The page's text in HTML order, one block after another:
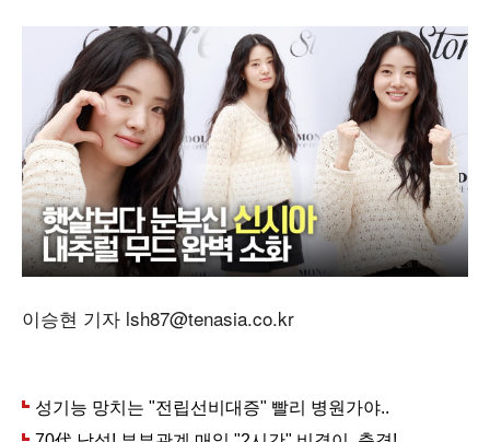
이승현 기자 lsh87@tenasia.co.kr